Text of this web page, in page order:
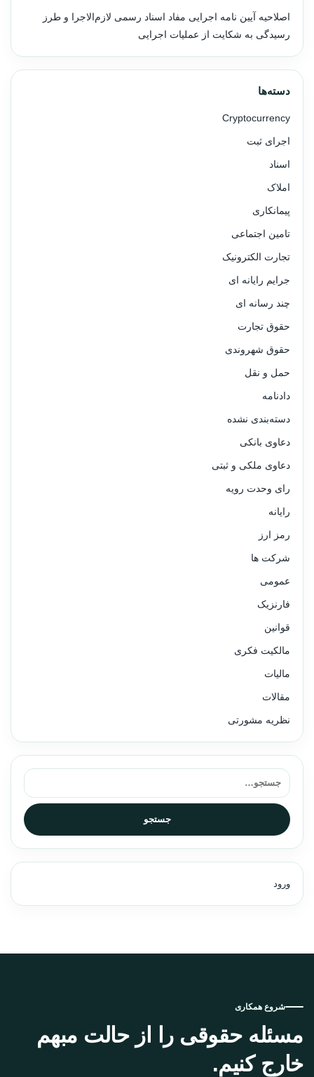
اصلاحیه آیین نامه اجرایی مفاد اسناد رسمی لازم‌الاجرا و طرز
رسیدگی به شکایت از عملیات اجرایی
دسته‌ها
Cryptocurrency
اجرای ثبت
اسناد
املاک
پیمانکاری
تامین اجتماعی
تجارت الکترونیک
جرایم رایانه ای
چند رسانه ای
حقوق تجارت
حقوق شهروندی
حمل و نقل
دادنامه
دسته‌بندی نشده
دعاوی بانکی
دعاوی ملکی و ثبتی
رای وحدت رویه
رایانه
رمز ارز
شرکت ها
عمومی
فارنزیک
قوانین
مالکیت فکری
مالیات
مقالات
نظریه مشورتی
جستجو برای:
جستجو
ورود
شروع همکاری
مسئله حقوقی را از حالت مبهم
خارج کنیم.